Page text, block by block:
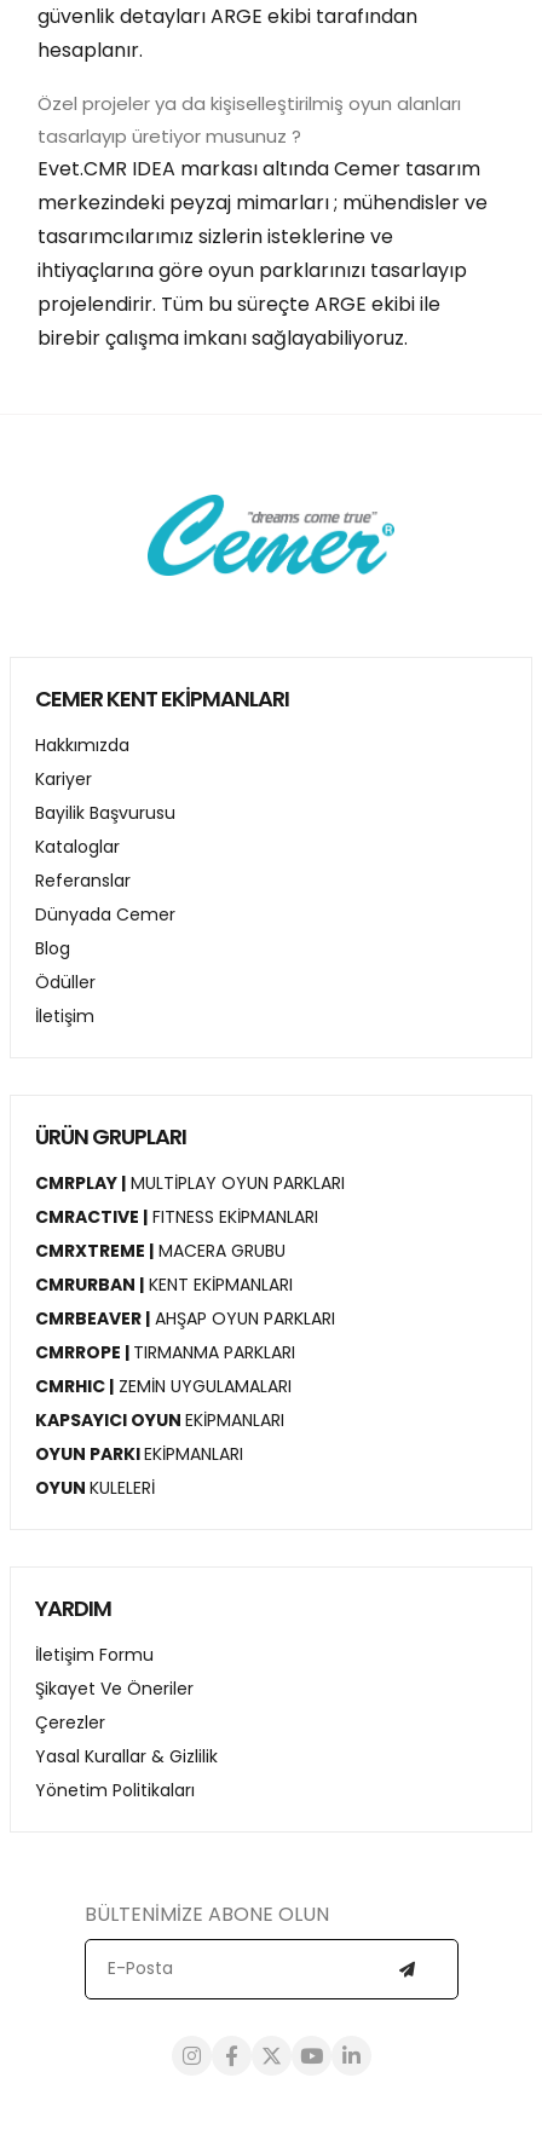
güvenlik detayları ARGE ekibi tarafından
hesaplanır.
Özel projeler ya da kişiselleştirilmiş oyun alanları
tasarlayıp üretiyor musunuz ?
Evet.CMR IDEA markası altında Cemer tasarım
merkezindeki peyzaj mimarları ; mühendisler ve
tasarımcılarımız sizlerin isteklerine ve
ihtiyaçlarına göre oyun parklarınızı tasarlayıp
projelendirir. Tüm bu süreçte ARGE ekibi ile
birebir çalışma imkanı sağlayabiliyoruz.
CEMER KENT EKİPMANLARI
Hakkımızda
Kariyer
Bayilik Başvurusu
Kataloglar
Referanslar
Dünyada Cemer
Blog
Ödüller
İletişim
ÜRÜN GRUPLARI
CMRPLAY | MULTİPLAY OYUN PARKLARI
CMRACTIVE | FITNESS EKİPMANLARI
CMRXTREME | MACERA GRUBU
CMRURBAN | KENT EKİPMANLARI
CMRBEAVER | AHŞAP OYUN PARKLARI
CMRROPE | TIRMANMA PARKLARI
CMRHIC | ZEMİN UYGULAMALARI
KAPSAYICI OYUN EKİPMANLARI
OYUN PARKIEKİPMANLARI
OYUN KULELERİ
YARDIM
İletişim Formu
Şikayet Ve Öneriler
Çerezler
Yasal Kurallar & Gizlilik
Yönetim Politikaları
BÜLTENİMİZE ABONE OLUN